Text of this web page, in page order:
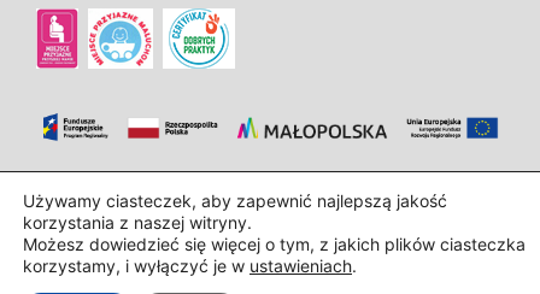
Zaprojektowanie i wdrożenie: InTechHouse.com
Używamy ciasteczek, aby zapewnić najlepszą jakość
korzystania z naszej witryny.
Możesz dowiedzieć się więcej o tym, z jakich plików ciasteczka
korzystamy, i wyłączyć je w ustawieniach.